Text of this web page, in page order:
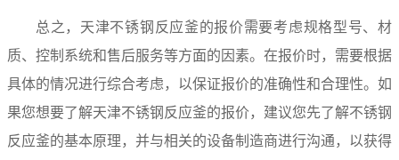
总之，天津不锈钢反应釜的报价需要考虑规格型号、材
质、控制系统和售后服务等方面的因素。在报价时，需要根据
具体的情况进行综合考虑，以保证报价的准确性和合理性。如
果您想要了解天津不锈钢反应釜的报价，建议您先了解不锈钢
反应釜的基本原理，并与相关的设备制造商进行沟通，以获得